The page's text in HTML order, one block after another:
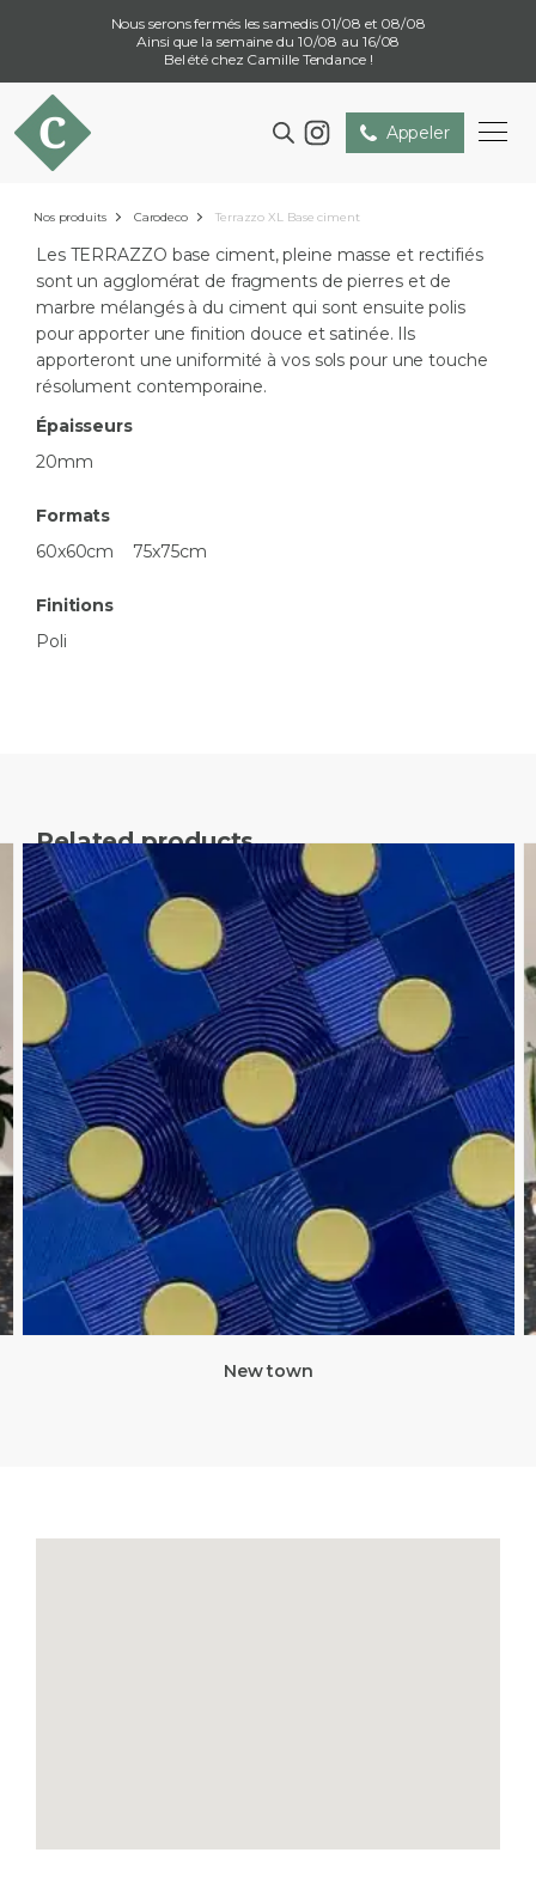
Nous serons fermés les samedis 01/08 et 08/08
Ainsi que la semaine du 10/08 au 16/08
Bel été chez Camille Tendance !
Appeler
Nos produits Carodeco Terrazzo XL Base ciment
Les TERRAZZO base ciment, pleine masse et rectifiés
sont un agglomérat de fragments de pierres et de
marbre mélangés à du ciment qui sont ensuite polis
pour apporter une finition douce et satinée. Ils
apporteront une uniformité à vos sols pour une touche
résolument contemporaine.
Épaisseurs
20mm
Formats
60x60cm
75x75cm
Finitions
Poli
Related products
New town